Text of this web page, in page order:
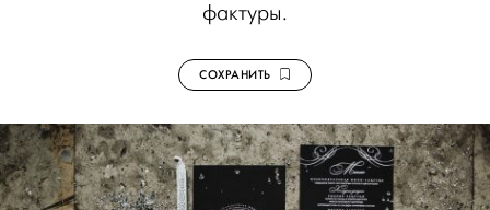
фактуры.
СОХРАНИТЬ